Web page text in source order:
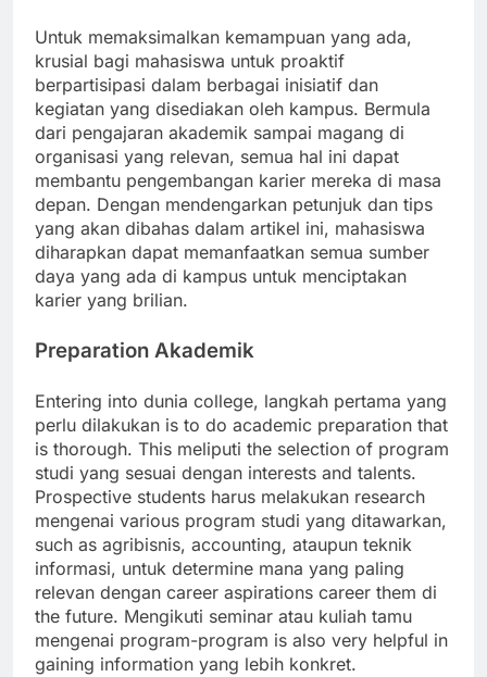
Untuk memaksimalkan kemampuan yang ada,
krusial bagi mahasiswa untuk proaktif
berpartisipasi dalam berbagai inisiatif dan
kegiatan yang disediakan oleh kampus. Bermula
dari pengajaran akademik sampai magang di
organisasi yang relevan, semua hal ini dapat
membantu pengembangan karier mereka di masa
depan. Dengan mendengarkan petunjuk dan tips
yang akan dibahas dalam artikel ini, mahasiswa
diharapkan dapat memanfaatkan semua sumber
daya yang ada di kampus untuk menciptakan
karier yang brilian.
Preparation Akademik
Entering into dunia college, langkah pertama yang
perlu dilakukan is to do academic preparation that
is thorough. This meliputi the selection of program
studi yang sesuai dengan interests and talents.
Prospective students harus melakukan research
mengenai various program studi yang ditawarkan,
such as agribisnis, accounting, ataupun teknik
informasi, untuk determine mana yang paling
relevan dengan career aspirations career them di
the future. Mengikuti seminar atau kuliah tamu
mengenai program-program is also very helpful in
gaining information yang lebih konkret.